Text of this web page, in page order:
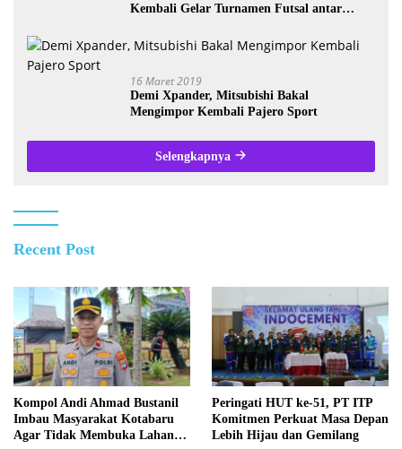
Kembali Gelar Turnamen Futsal antar
16 Maret 2019
Demi Xpander, Mitsubishi Bakal
Mengimpor Kembali Pajero Sport
Selengkapnya
Recent Post
Kompol Andi Ahmad Bustanil
Imbau Masyarakat Kotabaru
Agar Tidak Membuka Lahan
Peringati HUT ke-51, PT ITP
Komitmen Perkuat Masa Depan
Lebih Hijau dan Gemilang